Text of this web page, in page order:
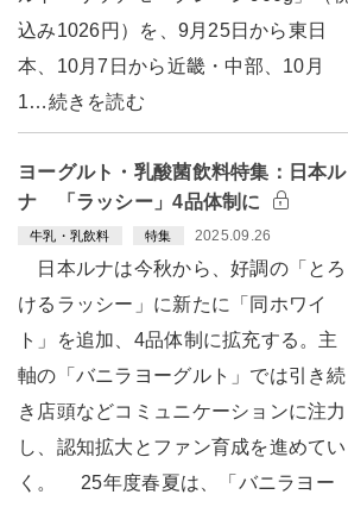
込み1026円）を、9月25日から東日
本、10月7日から近畿・中部、10月
1…続きを読む
ヨーグルト・乳酸菌飲料特集：日本ル
ナ 「ラッシー」4品体制に
牛乳・乳飲料 特集 2025.09.26
日本ルナは今秋から、好調の「とろ
けるラッシー」に新たに「同ホワイ
ト」を追加、4品体制に拡充する。主
軸の「バニラヨーグルト」では引き続
き店頭などコミュニケーションに注力
し、認知拡大とファン育成を進めてい
く。 25年度春夏は、「バニラヨー